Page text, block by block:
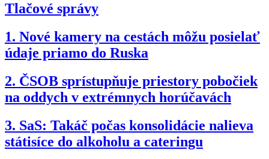
Tlačové správy
1. Nové kamery na cestách môžu posielať
údaje priamo do Ruska
2. ČSOB sprístupňuje priestory pobočiek
na oddych v extrémnych horúčavách
3. SaS: Takáč počas konsolidácie nalieva
státisíce do alkoholu a cateringu